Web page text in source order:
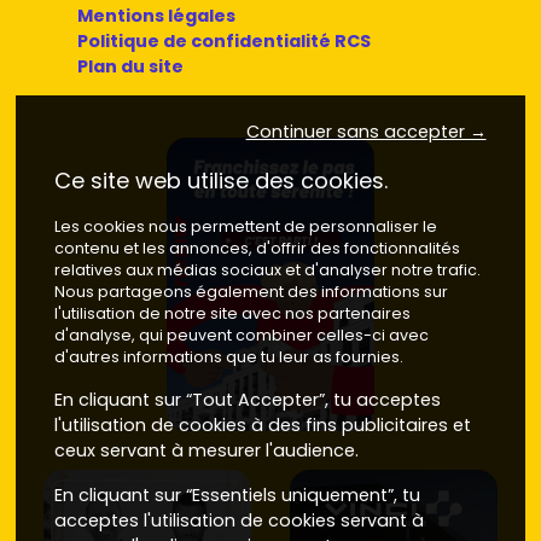
village à proximité immédiate de Toulouse. Prix
indicatifs du neuf :3 700 à 4 500 €/m²
prestations, stationnement et extérieur.
Secteur gareet axes vers l'avenue des Pyrénées :
recherche prioritaire des actifs qui prennent le TER.
Prix du neuf souvent autour de3 600 à 4 400 €/m²
avec une demande locative mobile.
sports de plein air. Les programmes y valorisent les
espaces extérieurs et l'exposition. Compte plutôt
800 à 4 600 €/m²si la vue et les prestations montent
d'un cran.
Limite Roquettes / Portet-sur-Garonne
rapide aux zones commerciales et à l'A64, pratique si
compétitifs, entre3 600 et 4 300 €/m²selon la
résidence.
date de commercialisation, le niveau d'équipement
(ascenseur, local vélo sécurisé, bornes électriques), les
Mentions légales
Politique de confidentialité RCS
Plan du site
Continuer sans accepter →
Ce site web utilise des cookies.
Les cookies nous permettent de personnaliser le
contenu et les annonces, d'offrir des fonctionnalités
relatives aux médias sociaux et d'analyser notre trafic.
Nous partageons également des informations sur
l'utilisation de notre site avec nos partenaires
d'analyse, qui peuvent combiner celles-ci avec
d'autres informations que tu leur as fournies.
En cliquant sur “Tout Accepter”, tu acceptes
l'utilisation de cookies à des fins publicitaires et
ceux servant à mesurer l'audience.
En cliquant sur “Essentiels uniquement”, tu
acceptes l'utilisation de cookies servant à